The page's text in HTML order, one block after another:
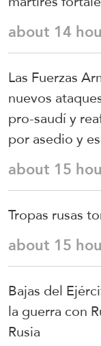
about 14
Las Fuerzas
nuevos
pro-saudí y
por asedio y
about 15
Tropas rusas
about 15
Bajas del
la guerra con
Rusia